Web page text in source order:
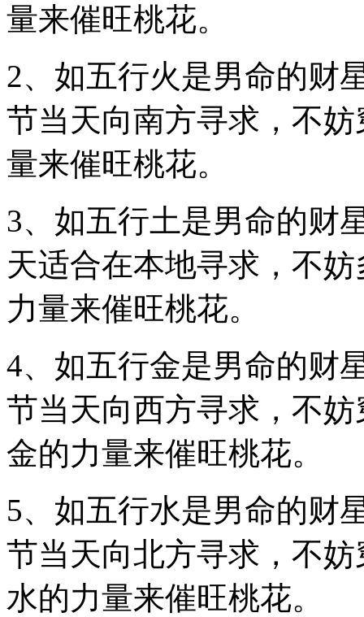
量来催旺桃花。
2、如五行火是男命的财
节当天向南方寻求，不
量来催旺桃花。
3、如五行土是男命的财
天适合在本地寻求，不
力量来催旺桃花。
4、如五行金是男命的财
节当天向西方寻求，不
金的力量来催旺桃花。
5、如五行水是男命的财
节当天向北方寻求，不
水的力量来催旺桃花。